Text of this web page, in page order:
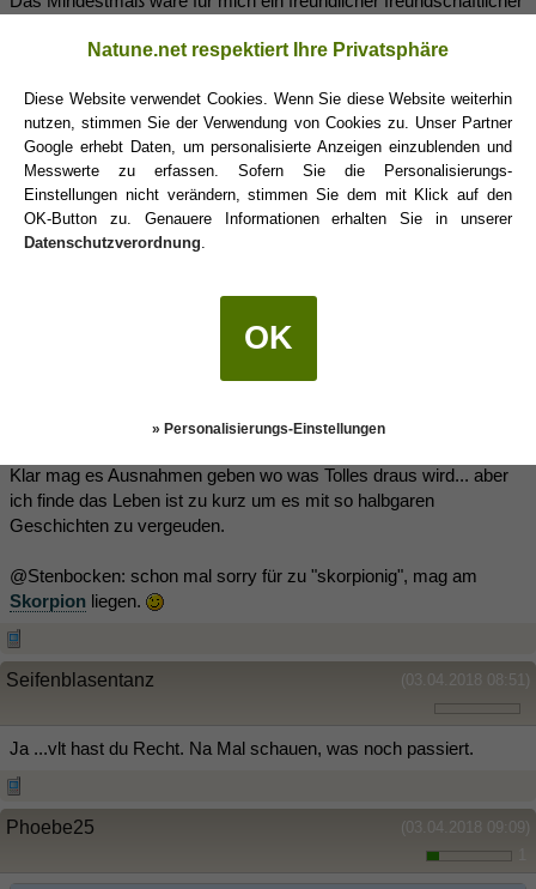
einem Konzert eine ehemalige Bettgeschichte getroffen und selbst
da hat man zumindest ein kurzes "Hallo wie geht's"
hinbekommen.
(03.04.2018 07:49)
Phoebe25
Naja, klingt bissl wie die Träumereien mit deinem Schwager...
Wenn der verliebt ist fress ich nen Besen, was er von dir will hat er
doch deutlich gesagt und die Floskel hintendran "...aber schauen
Klar mag es Ausnahmen geben wo was Tolles draus wird... aber
ich finde das Leben ist zu kurz um es mit so halbgaren
Geschichten zu vergeuden.
@Stenbocken: schon mal sorry für zu "skorpionig", mag am
Skorpion liegen.
(03.04.2018 08:51)
Seifenblasentanz
Ja ...vlt hast du Recht. Na Mal schauen, was noch passiert.
(03.04.2018 09:09)
Phoebe25
Natune.net respektiert Ihre Privatsphäre
Diese Website verwendet Cookies. Wenn Sie diese Website weiterhin
nutzen, stimmen Sie der Verwendung von Cookies zu. Unser Partner
Google erhebt Daten, um personalisierte Anzeigen einzublenden und
Messwerte zu erfassen. Sofern Sie die Personalisierungs-
Einstellungen nicht verändern, stimmen Sie dem mit Klick auf den
OK-Button zu. Genauere Informationen erhalten Sie in unserer
Datenschutzverordnung.
OK
» Personalisierungs-Einstellungen